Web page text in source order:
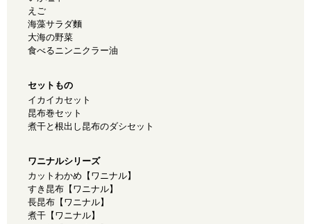
えご
海藻サラダ麵
大海の野菜
食べるニンニクラー油
セットもの
イカイカセット
昆布巻セット
煮干と根出し昆布のダシセット
ワニナルシリーズ
カットわかめ【ワニナル】
すき昆布【ワニナル】
長昆布【ワニナル】
煮干【ワニナル】